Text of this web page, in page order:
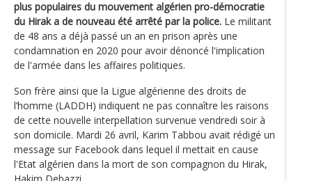
plus populaires du mouvement algérien pro-démocratie
du Hirak a de nouveau été arrêté par la police. Le militant
de 48 ans a déjà passé un an en prison après une
condamnation en 2020 pour avoir dénoncé l'implication
de l'armée dans les affaires politiques.
Son frère ainsi que la Ligue algérienne des droits de
l’homme (LADDH) indiquent ne pas connaître les raisons
de cette nouvelle interpellation survenue vendredi soir à
son domicile. Mardi 26 avril, Karim Tabbou avait rédigé un
message sur Facebook dans lequel il mettait en cause
l'Etat algérien dans la mort de son compagnon du Hirak,